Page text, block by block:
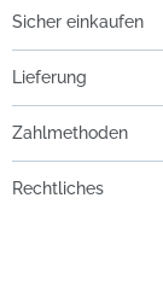
Sicher einkaufen
Lieferung
Zahlmethoden
Rechtliches